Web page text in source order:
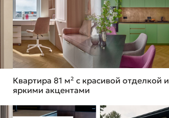
Квартира 81 м² с красивой отделкой и
яркими акцентами